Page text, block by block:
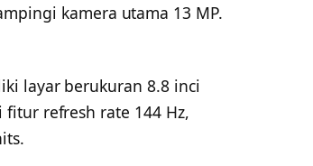
kamera utama 13 MP.
layar berukuran 8.8 inci
fitur refresh rate 144 Hz,